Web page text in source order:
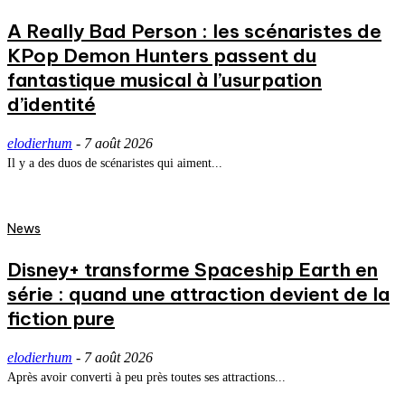
A Really Bad Person : les scénaristes de
KPop Demon Hunters passent du
fantastique musical à l’usurpation
d’identité
elodierhum - 7 août 2026
Il y a des duos de scénaristes qui aiment...
News
Disney+ transforme Spaceship Earth en
série : quand une attraction devient de la
fiction pure
elodierhum - 7 août 2026
Après avoir converti à peu près toutes ses attractions...